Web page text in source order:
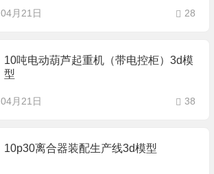
04月21日 28
10吨电动葫芦起重机（带电控柜）3d模
型
04月21日 38
10p30离合器装配生产线3d模型